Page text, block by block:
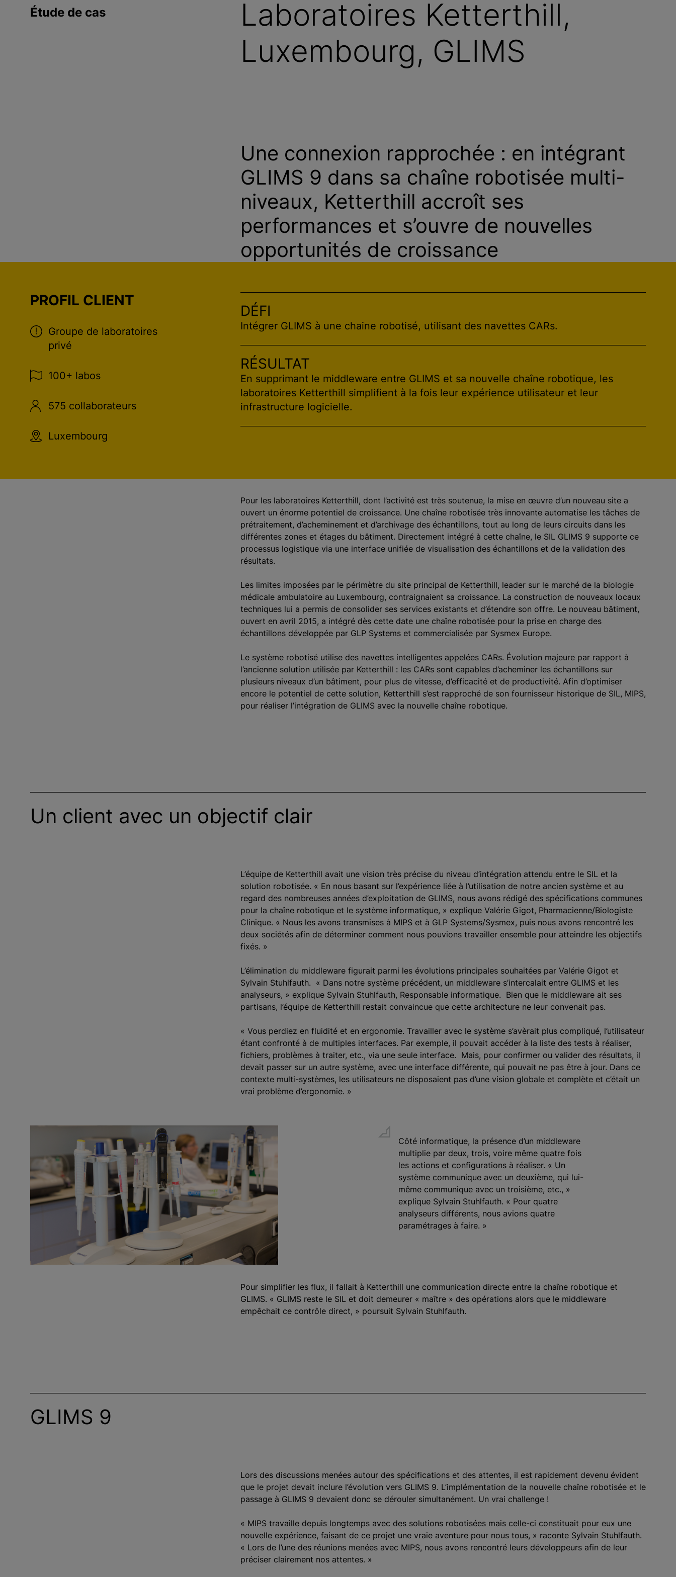
Étude de cas
Laboratoires Ketterthill,
Luxembourg, GLIMS
Une connexion rapprochée : en intégrant
GLIMS 9 dans sa chaîne robotisée multi-
niveaux, Ketterthill accroît ses
performances et s’ouvre de nouvelles
opportunités de croissance
PROFIL CLIENT
Groupe de laboratoires
privé
100+ labos
575 collaborateurs
Luxembourg
DÉFI
Intégrer GLIMS à une chaine robotisé, utilisant des navettes CARs.
RÉSULTAT
En supprimant le middleware entre GLIMS et sa nouvelle chaîne robotique, les
laboratoires Ketterthill simplifient à la fois leur expérience utilisateur et leur
infrastructure logicielle.
Pour les laboratoires Ketterthill, dont l’activité est très soutenue, la mise en œuvre d’un nouveau site a
ouvert un énorme potentiel de croissance. Une chaîne robotisée très innovante automatise les tâches de
prétraitement, d’acheminement et d’archivage des échantillons, tout au long de leurs circuits dans les
différentes zones et étages du bâtiment. Directement intégré à cette chaîne, le SIL GLIMS 9 supporte ce
processus logistique via une interface unifiée de visualisation des échantillons et de la validation des
résultats.
Les limites imposées par le périmètre du site principal de Ketterthill, leader sur le marché de la biologie
médicale ambulatoire au Luxembourg, contraignaient sa croissance. La construction de nouveaux locaux
techniques lui a permis de consolider ses services existants et d’étendre son offre. Le nouveau bâtiment,
ouvert en avril 2015, a intégré dès cette date une chaîne robotisée pour la prise en charge des
échantillons développée par GLP Systems et commercialisée par Sysmex Europe.
Le système robotisé utilise des navettes intelligentes appelées CARs. Évolution majeure par rapport à
l’ancienne solution utilisée par Ketterthill : les CARs sont capables d’acheminer les échantillons sur
plusieurs niveaux d’un bâtiment, pour plus de vitesse, d’efficacité et de productivité. Afin d’optimiser
encore le potentiel de cette solution, Ketterthill s’est rapproché de son fournisseur historique de SIL, MIPS,
pour réaliser l’intégration de GLIMS avec la nouvelle chaîne robotique.
Un client avec un objectif clair
L’équipe de Ketterthill avait une vision très précise du niveau d’intégration attendu entre le SIL et la
solution robotisée. « En nous basant sur l’expérience liée à l’utilisation de notre ancien système et au
regard des nombreuses années d’exploitation de GLIMS, nous avons rédigé des spécifications communes
pour la chaîne robotique et le système informatique, » explique Valérie Gigot, Pharmacienne/Biologiste
Clinique. « Nous les avons transmises à MIPS et à GLP Systems/Sysmex, puis nous avons rencontré les
deux sociétés afin de déterminer comment nous pouvions travailler ensemble pour atteindre les objectifs
fixés. »
L’élimination du middleware figurait parmi les évolutions principales souhaitées par Valérie Gigot et
Sylvain Stuhlfauth. « Dans notre système précédent, un middleware s’intercalait entre GLIMS et les
analyseurs, » explique Sylvain Stuhlfauth, Responsable informatique. Bien que le middleware ait ses
partisans, l’équipe de Ketterthill restait convaincue que cette architecture ne leur convenait pas.
« Vous perdiez en fluidité et en ergonomie. Travailler avec le système s’avèrait plus compliqué, l’utilisateur
étant confronté à de multiples interfaces. Par exemple, il pouvait accéder à la liste des tests à réaliser,
fichiers, problèmes à traiter, etc., via une seule interface. Mais, pour confirmer ou valider des résultats, il
devait passer sur un autre système, avec une interface différente, qui pouvait ne pas être à jour. Dans ce
contexte multi-systèmes, les utilisateurs ne disposaient pas d’une vision globale et complète et c’était un
vrai problème d’ergonomie. »
Côté informatique, la présence d’un middleware
multiplie par deux, trois, voire même quatre fois
les actions et configurations à réaliser. « Un
système communique avec un deuxième, qui lui-
même communique avec un troisième, etc., »
explique Sylvain Stuhlfauth. « Pour quatre
analyseurs différents, nous avions quatre
paramétrages à faire. »
Pour simplifier les flux, il fallait à Ketterthill une communication directe entre la chaîne robotique et
GLIMS. « GLIMS reste le SIL et doit demeurer « maître » des opérations alors que le middleware
empêchait ce contrôle direct, » poursuit Sylvain Stuhlfauth.
GLIMS 9
Lors des discussions menées autour des spécifications et des attentes, il est rapidement devenu évident
que le projet devait inclure l’évolution vers GLIMS 9. L’implémentation de la nouvelle chaîne robotisée et le
passage à GLIMS 9 devaient donc se dérouler simultanément. Un vrai challenge !
« MIPS travaille depuis longtemps avec des solutions robotisées mais celle-ci constituait pour eux une
nouvelle expérience, faisant de ce projet une vraie aventure pour nous tous, » raconte Sylvain Stuhlfauth.
« Lors de l’une des réunions menées avec MIPS, nous avons rencontré leurs développeurs afin de leur
préciser clairement nos attentes. »